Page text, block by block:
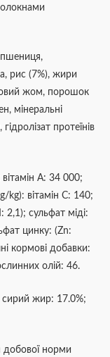
пшениця,
рис (7%), жири
жом, порошок
мінеральні
протеїнів
А: 34 000;
kg): вітамін C: 140;
2,1); сульфат міді:
цинку: (Zn:
кормові добавки:
олій: 46.
сирий жир: 17.0%;
добової норми